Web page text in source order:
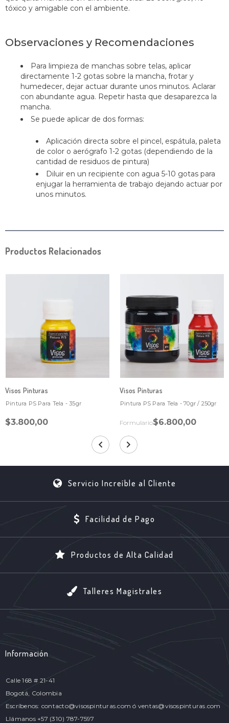
tóxico y amigable con el ambiente.
Observaciones y Recomendaciones
Para limpieza de manchas sobre telas, aplicar
directamente 1-2 gotas sobre la mancha, frotar y
humedecer, dejar actuar durante unos minutos. Aclarar
con abundante agua. Repetir hasta que desaparezca la
mancha.
Se puede aplicar de dos formas:
Aplicación directa sobre el pincel, espátula, paleta
de color o aerógrafo 1-2 gotas (dependiendo de la
cantidad de residuos de pintura)
Diluir en un recipiente con agua 5-10 gotas para
enjugar la herramienta de trabajo dejando actuar por
unos minutos.
Productos Relacionados
Visos Pinturas
Pintura PS Para Tela - 35gr
$3.800,00
Visos Pinturas
Pintura PS Para Tela - 70gr / 250gr
Formulario$6.800,00
Servicio Increíble al Cliente
Facilidad de Pago
Productos de Alta Calidad
Talleres Magistrales
Información
Calle 168 # 21-41
Bogotá, Colombia
Escríbenos: contacto@visospinturas.com ó ventas@visospinturas.com
Llámanos +57 (310) 787-7597